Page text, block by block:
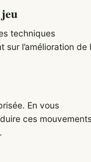
techniques
l’amélioration de
En vous
ces